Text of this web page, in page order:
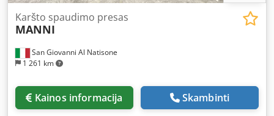
San Giovanni Al Natisone
1 261 km
Karšto spaudimo presas
MANNI
Kainos informacija Skambinti